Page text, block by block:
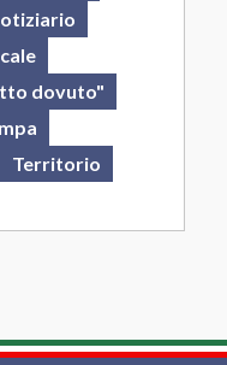
dovuto"
Territorio